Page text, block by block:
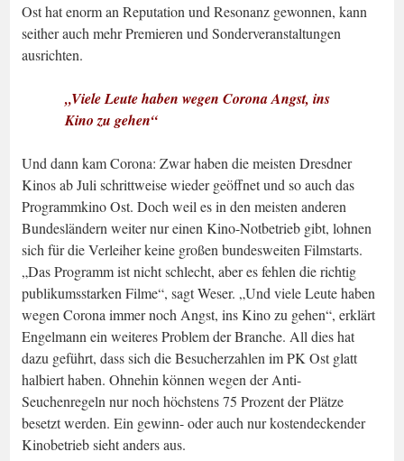
Ost hat enorm an Reputation und Resonanz gewonnen, kann
seither auch mehr Premieren und Sonderveranstaltungen
ausrichten.
„Viele Leute haben wegen Corona Angst, ins
Kino zu gehen“
Und dann kam Corona: Zwar haben die meisten Dresdner
Kinos ab Juli schrittweise wieder geöffnet und so auch das
Programmkino Ost. Doch weil es in den meisten anderen
Bundesländern weiter nur einen Kino-Notbetrieb gibt, lohnen
sich für die Verleiher keine großen bundesweiten Filmstarts.
„Das Programm ist nicht schlecht, aber es fehlen die richtig
publikumsstarken Filme“, sagt Weser. „Und viele Leute haben
wegen Corona immer noch Angst, ins Kino zu gehen“, erklärt
Engelmann ein weiteres Problem der Branche. All dies hat
dazu geführt, dass sich die Besucherzahlen im PK Ost glatt
halbiert haben. Ohnehin können wegen der Anti-
Seuchenregeln nur noch höchstens 75 Prozent der Plätze
besetzt werden. Ein gewinn- oder auch nur kostendeckender
Kinobetrieb sieht anders aus.